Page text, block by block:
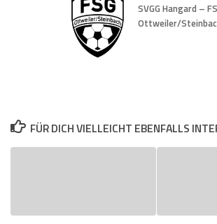
SVGG Hangard –
Ottweiler/
FÜR DICH VIELLEICHT EBENFALLS